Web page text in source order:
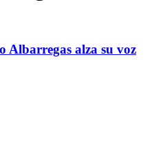
Albarregas alza su voz